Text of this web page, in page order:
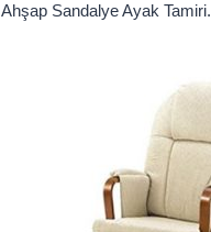
Ahşap Sandalye Ayak Tamiri.